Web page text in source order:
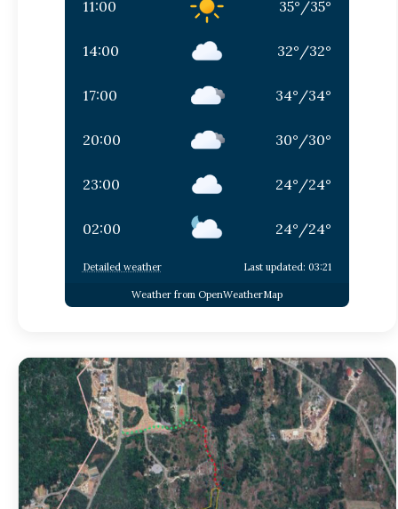
11:00 35° /35°
14:00 32° /32°
17:00 34° /34°
20:00 30° /30°
23:00 24° /24°
02:00 24° /24°
Detailed weather Last updated: 03:21
Weather from OpenWeatherMap